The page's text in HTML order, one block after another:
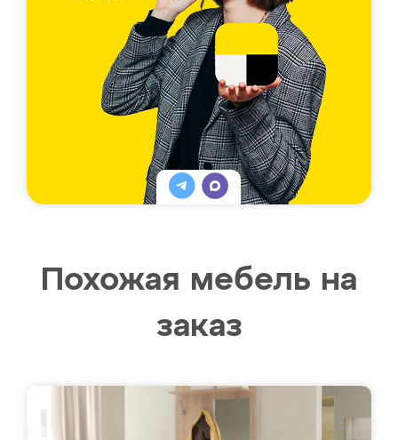
Похожая мебель на
заказ